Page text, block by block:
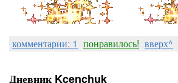
комментарии: 1 понравилось! вверх^
Дневник Kcenchuk